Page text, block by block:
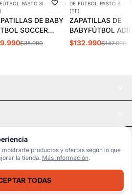
mostrarte productos y ofertas según lo que
la tienda. Más información.
TODAS
PASTO SINTÉTICO
DE BABY
SOCCER
ADULTO
$35.990
DE FÚTBOL PASTO
(TF)
ZAPATILLAS DE
BABYFÚTBOL
COPA MUNDIAL
$132.990$147.990
SSL / Datos protegidos
© 2026